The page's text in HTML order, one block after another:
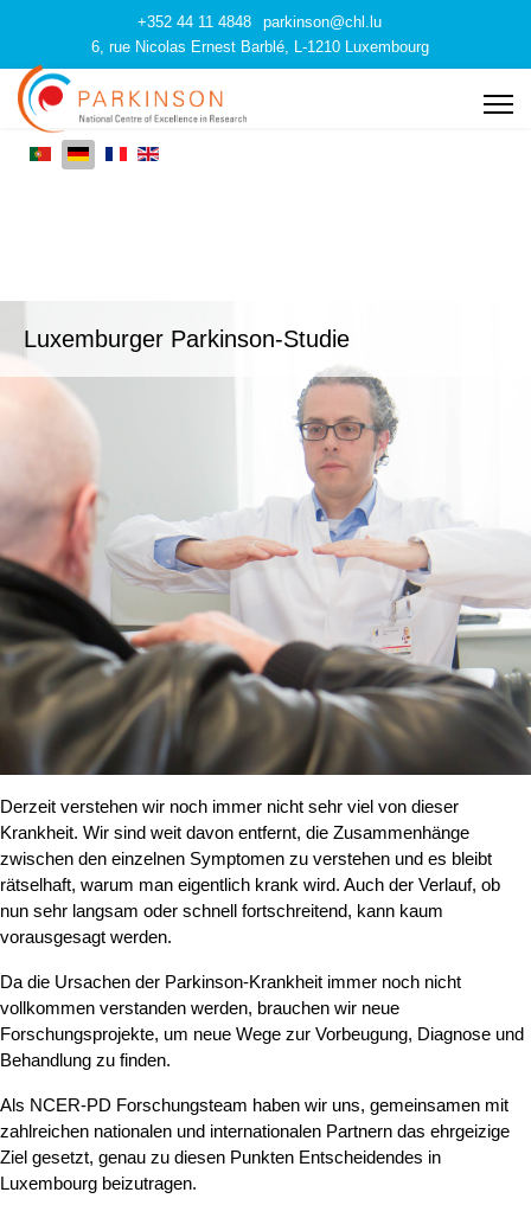
+352 44 11 4848
parkinson@chl.lu
6, rue Nicolas Ernest Barblé, L-1210 Luxembourg
Luxemburger Parkinson-Studie
Derzeit verstehen wir noch immer nicht sehr viel von dieser
Krankheit. Wir sind weit davon entfernt, die Zusammenhänge
zwischen den einzelnen Symptomen zu verstehen und es bleibt
rätselhaft, warum man eigentlich krank wird. Auch der Verlauf, ob
nun sehr langsam oder schnell fortschreitend, kann kaum
vorausgesagt werden.
Da die Ursachen der Parkinson-Krankheit immer noch nicht
vollkommen verstanden werden, brauchen wir neue
Forschungsprojekte, um neue Wege zur Vorbeugung, Diagnose und
Behandlung zu finden.
Als NCER-PD Forschungsteam haben wir uns, gemeinsamen mit
zahlreichen nationalen und internationalen Partnern das ehrgeizige
Ziel gesetzt, genau zu diesen Punkten Entscheidendes in
Luxembourg beizutragen.